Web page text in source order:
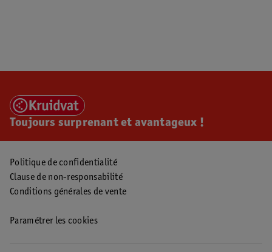
Toujours surprenant et avantageux !
Politique de confidentialité
Clause de non-responsabilité
Conditions générales de vente
Paramétrer les cookies